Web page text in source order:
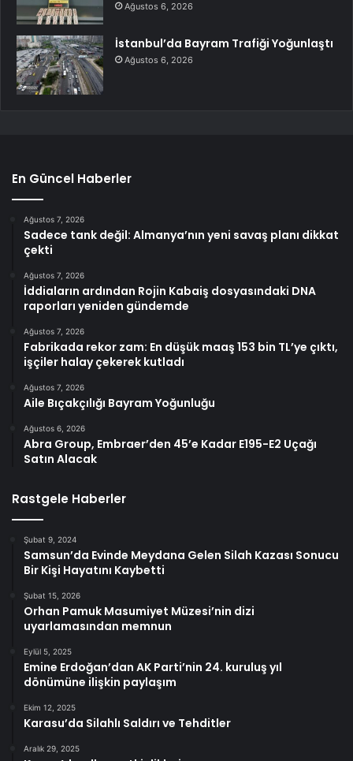
Ağustos 6, 2026
İstanbul’da Bayram Trafiği Yoğunlaştı
Ağustos 6, 2026
En Güncel Haberler
Ağustos 7, 2026
Sadece tank değil: Almanya’nın yeni savaş planı dikkat
çekti
Ağustos 7, 2026
İddiaların ardından Rojin Kabaiş dosyasındaki DNA
raporları yeniden gündemde
Ağustos 7, 2026
Fabrikada rekor zam: En düşük maaş 153 bin TL’ye çıktı,
işçiler halay çekerek kutladı
Ağustos 7, 2026
Aile Bıçakçılığı Bayram Yoğunluğu
Ağustos 6, 2026
Abra Group, Embraer’den 45’e Kadar E195-E2 Uçağı
Satın Alacak
Rastgele Haberler
Şubat 9, 2024
Samsun’da Evinde Meydana Gelen Silah Kazası Sonucu
Bir Kişi Hayatını Kaybetti
Şubat 15, 2026
Orhan Pamuk Masumiyet Müzesi’nin dizi
uyarlamasından memnun
Eylül 5, 2025
Emine Erdoğan’dan AK Parti’nin 24. kuruluş yıl
dönümüne ilişkin paylaşım
Ekim 12, 2025
Karasu’da Silahlı Saldırı ve Tehditler
Aralık 29, 2025